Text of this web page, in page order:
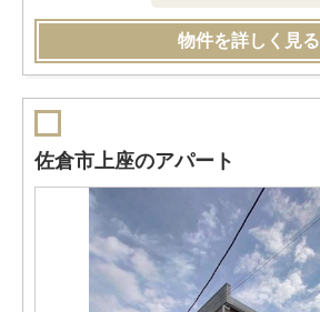
物件を詳しく見る
佐倉市上座のアパート